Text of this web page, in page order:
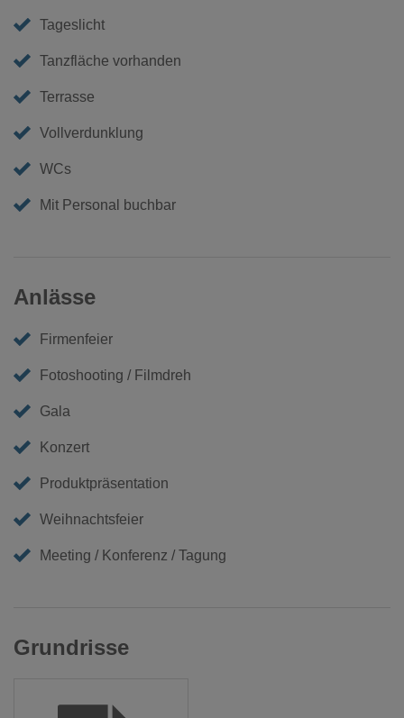
Tageslicht
Tanzfläche vorhanden
Terrasse
Vollverdunklung
WCs
Mit Personal buchbar
Anlässe
Firmenfeier
Fotoshooting / Filmdreh
Gala
Konzert
Produktpräsentation
Weihnachtsfeier
Meeting / Konferenz / Tagung
Grundrisse